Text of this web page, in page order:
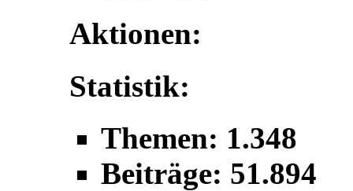
Aktionen:
Statistik:
Themen: 1.348
Beiträge: 51.894